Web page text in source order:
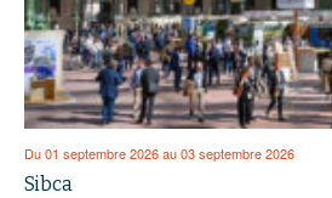
Du 01 septembre 2026 au 03 septembre 2026
Sibca